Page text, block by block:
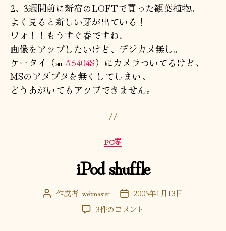
2、3週間前に新宿のLOFTで買った観葉植物。
よく見ると新しい芽が出ている！
ワォ！！もうすぐ春ですね。
画像をアップしたいけど、デジカメ無し。
ケータイ（au A5404S）にカメラついてるけど、
MSのアダプタを無くしてしまい、
どうあがいてもアップできません。
カ
テ
ゴ
リ
PC等
iPod shuffle
投 作成者: webmaster
投
稿
日
2005年1月13日
iPod
3件のコメント